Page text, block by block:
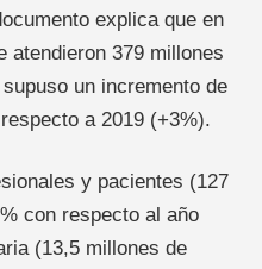
explica que en
atendieron 379 millones
un incremento de
a 2019 (+3%).
y pacientes (127
con respecto al año
(13,5 millones de